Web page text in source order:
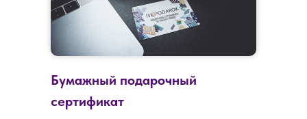
Бумажный подарочный
сертификат